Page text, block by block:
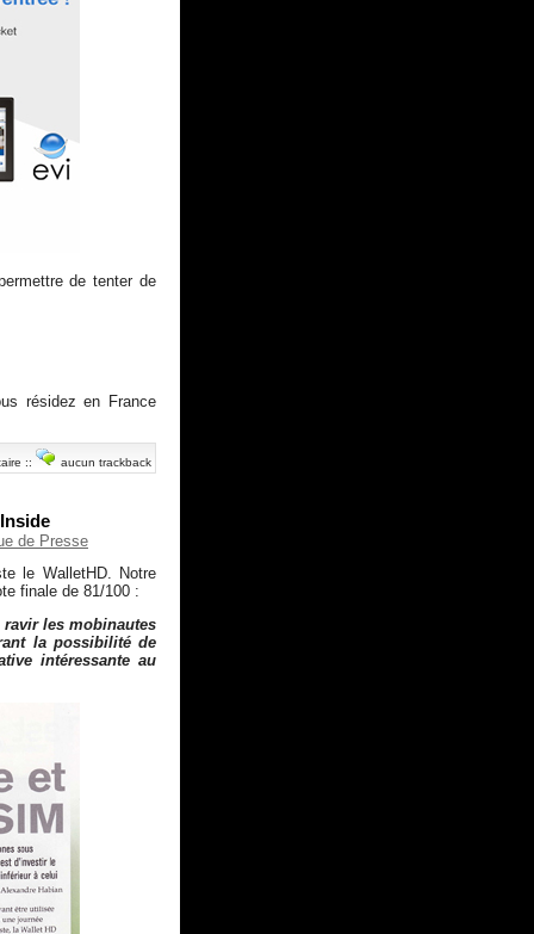
de tenter de
résidez en France
:: aucun trackback
de Presse
le WalletHD. Notre
finale de 81/100 :
ravir les mobinautes
la possibilité de
intéressante au